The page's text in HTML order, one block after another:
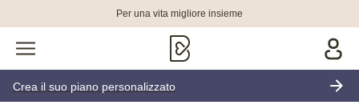
Per una vita migliore insieme
Crea il suo piano personalizzato